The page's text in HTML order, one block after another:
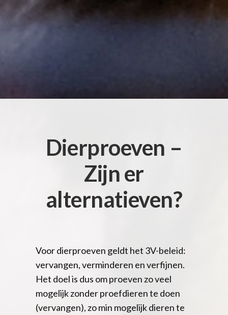
Dierproeven –
Zijn er
alternatieven?
Voor dierproeven geldt het 3V-beleid:
vervangen, verminderen en verfijnen.
Het doel is dus om proeven zo veel
mogelijk zonder proefdieren te doen
(vervangen), zo min mogelijk dieren te